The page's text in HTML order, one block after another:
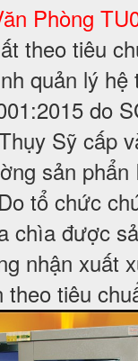
Phòng
theo tiêu
quản lý hệ
do
Sỹ cấp
sản phẩn
tổ chức
chìa được
nhận xuất
theo tiêu